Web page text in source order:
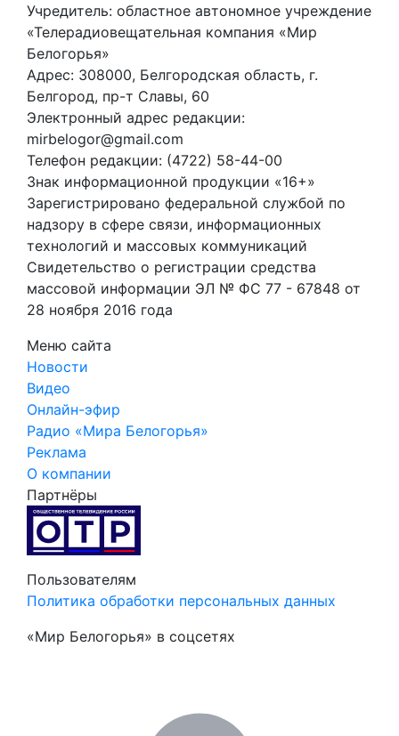
Учредитель: областное автономное учреждение
«Телерадиовещательная компания «Мир
Белогорья»
Адрес: 308000, Белгородская область, г.
Белгород, пр-т Славы, 60
Электронный адрес редакции:
mirbelogor@gmail.com
Телефон редакции: (4722) 58-44-00
Знак информационной продукции «16+»
Зарегистрировано федеральной службой по
надзору в сфере связи, информационных
технологий и массовых коммуникаций
Свидетельство о регистрации средства
массовой информации ЭЛ № ФС 77 - 67848 от
28 ноября 2016 года
Меню сайта
Новости
Видео
Онлайн-эфир
Радио «Мира Белогорья»
Реклама
О компании
Партнёры
Пользователям
Политика обработки персональных данных
«Мир Белогорья» в соцсетях